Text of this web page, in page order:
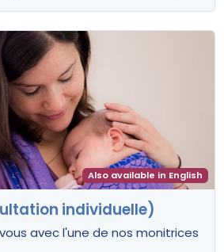
Also available in English
individuelle)
avec l'une de nos monitrices